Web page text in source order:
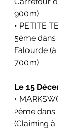
900m)
• PETITE
5ème
Falourde
700m)
Le 15
•
2ème dans
(Claiming